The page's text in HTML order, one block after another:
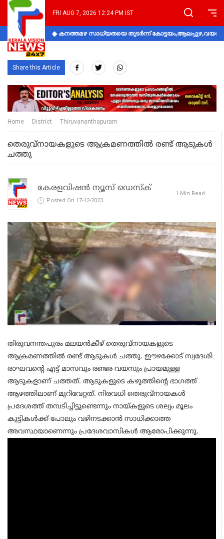
FRI AUG 7, 2026 12:24 PM IST
കനത്തമഴ സാധ്യതയെ തുടർന്ന്
Share this Article
Home District Thiruvananthapuram
തെരുവ്നായകളുടെ ആക്രമണത്തില്‍ രണ്ട് ആടുകള്‍
ചത്തു
കേരളവിഷൻ ന്യൂസ് ഡെസ്‌ക്
Posted On 17-12-2023
1 Min Read
തിരുവനന്തപുരം മലയന്‍കീഴ് തെരുവ്‌നായകളുടെ
ആക്രമണത്തില്‍ രണ്ട് ആടുകള്‍ ചത്തു. ഈഴക്കോട് സ്വദേശി
രാഘവന്റെ എട്ട് മാസവും രണ്ടര വയസും പ്രായമുള്ള
ആടുകളാണ് ചത്തത്. ആടുകളുടെ കഴുത്തിന്റെ ഭാഗത്ത്
ആഴത്തിലാണ് മുറിവേറ്റത്. നിരവധി തെരുവ്‌നായകള്‍
പ്രദേശത്ത് തമ്പടിച്ചിട്ടുണ്ടെന്നും നായ്കളുടെ ശല്യം മൂലം
കുട്ടികള്‍ക്ക് പോലും വഴിനടക്കാന്‍ സാധിക്കാത്ത
അവസ്ഥയാണെന്നും പ്രദേശവാസികള്‍ ആരോപിക്കുന്നു.